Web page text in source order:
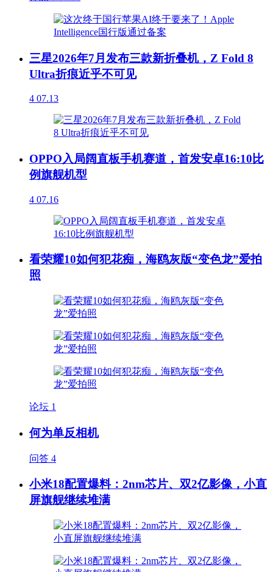
三星2026年7月发布三款新折叠机，Z Fold 8
Ultra折痕近乎不可见
4 07.13
OPPO入局阔直板手机赛道，首发安卓16:10比
例旗舰机型
4 07.16
看荣耀10如何犯花痴，海鸥灰版“变色龙”爱拍
照
论坛 1
何为单反相机
问答 4
小米18配置爆料：2nm芯片、双2亿影像，小直
屏旗舰继续堆满